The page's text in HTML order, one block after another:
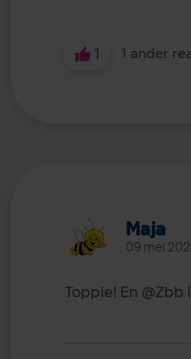
1 1 ander
Maja
09 mei
Toppie! En @Zbb